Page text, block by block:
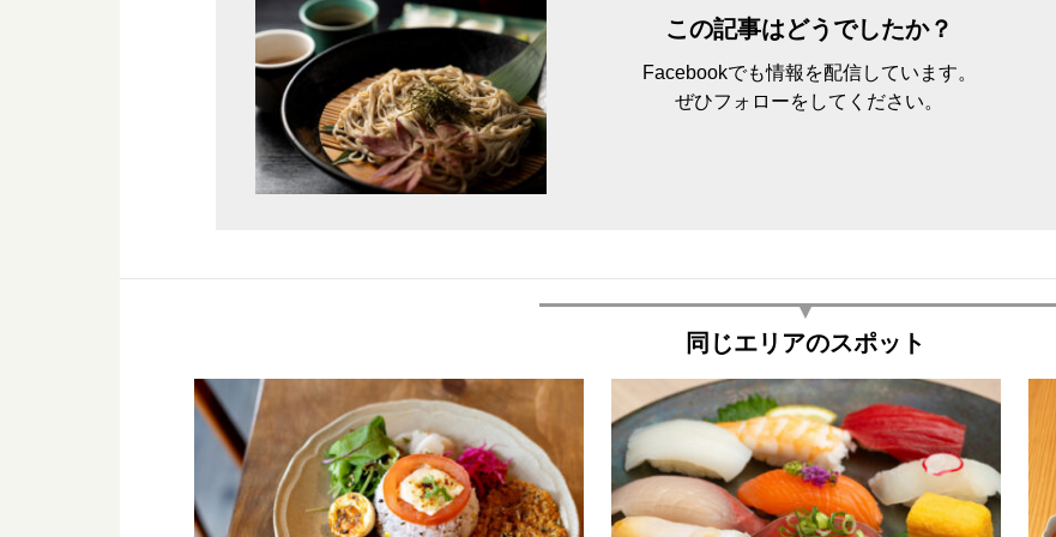
この記事はどうでしたか？
Facebookでも情報を配信しています。
ぜひフォローをしてください。
同じエリアのスポット